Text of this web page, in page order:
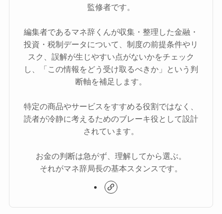
監修者です。
編集者であるマネ辞くんが収集・整理した金融・
投資・税制データについて、制度の前提条件やリ
スク、誤解が生じやすい点がないかをチェック
し、「この情報をどう受け取るべきか」という判
断軸を補足します。
特定の商品やサービスをすすめる役割ではなく、
読者が冷静に考えるためのブレーキ役として設計
されています。
お金の判断は急がず、理解してから選ぶ。
それがマネ辞局長の基本スタンスです。